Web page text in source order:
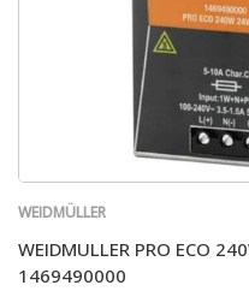
WEIDMÜLLER
WEIDMULLER PRO ECO
1469490000